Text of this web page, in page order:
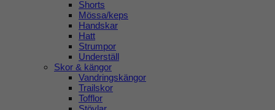
Shorts
Mössa/keps
Handskar
Hatt
Strumpor
Underställ
Skor & kängor
Vandringskängor
Trailskor
Tofflor